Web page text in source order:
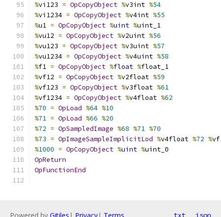
%vi123 = OpCopyObject %v3int %54
%vi1234 = OpCopyObject %v4int %55
%u1 = OpCopyObject %uint %uint_1
%vu12 = OpCopyObject %v2uint %56
%vu123 = OpCopyObject %v3uint %57
%vu1234 = OpCopyObject %v4uint %58
%f1 = OpCopyObject %float %float_1
%vf12 = OpCopyObject %v2float %59
%vf123 = OpCopyObject %v3float %61
%vf1234 = OpCopyObject %v4float %62
%70 = OpLoad %64 %10
%71 = OpLoad %66 %20
%72 = OpSampledImage %68 %71 %70
%73 = OpImageSampleImplicitLod %v4float %72 %
%1000 = OpCopyObject %uint %uint_0
OpReturn
OpFunctionEnd
txt json